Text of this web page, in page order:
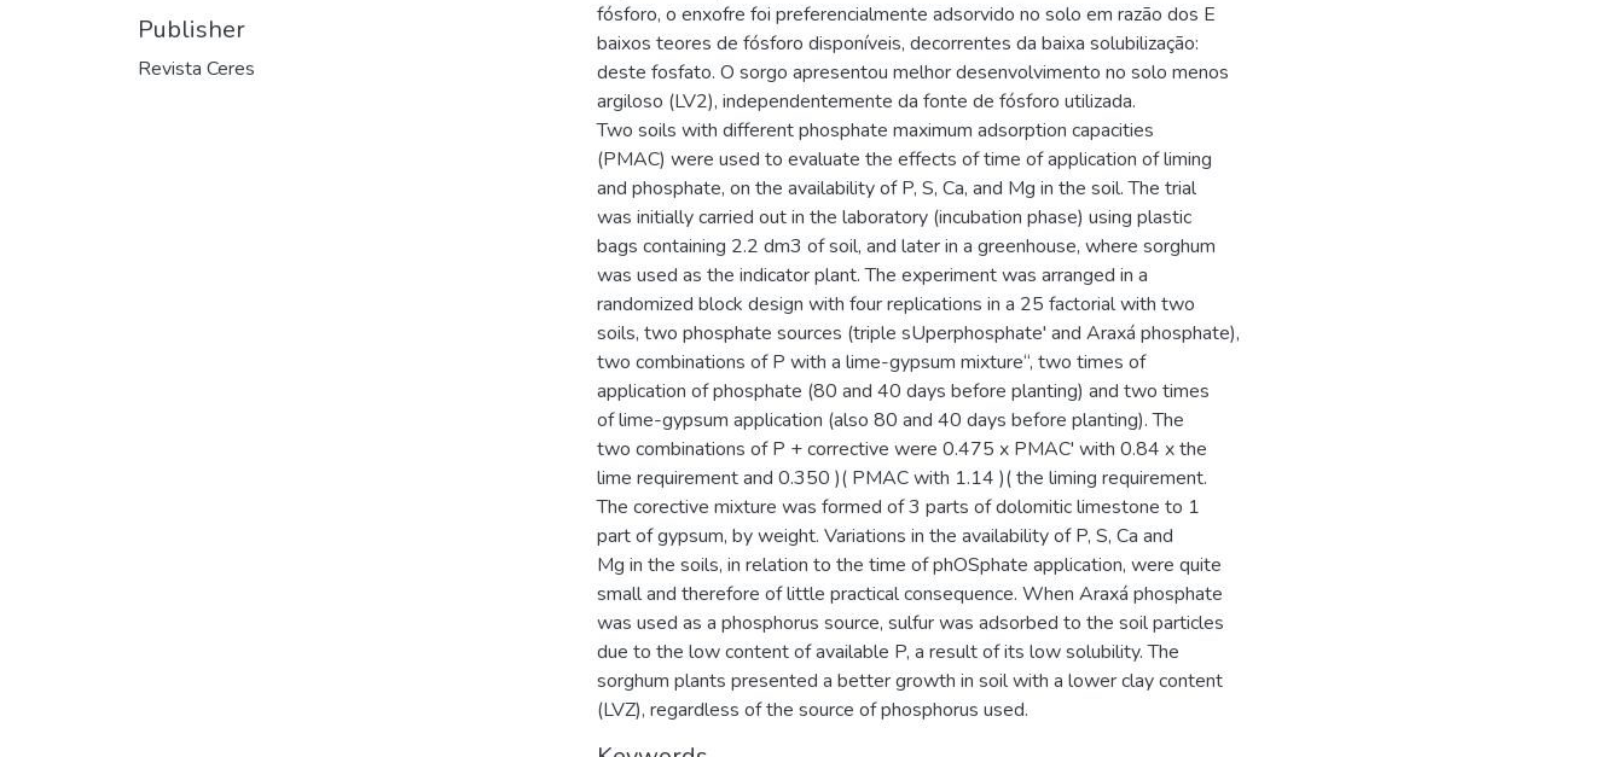
Publisher
Revista Ceres
fósforo, o enxofre foi preferencialmente adsorvido no solo em razão dos E
baixos teores de fósforo disponíveis, decorrentes da baixa solubilização:
deste fosfato. O sorgo apresentou melhor desenvolvimento no solo menos
argiloso (LV2), independentemente da fonte de fósforo utilizada.
Two soils with different phosphate maximum adsorption capacities
(PMAC) were used to evaluate the effects of time of application of liming
and phosphate, on the availability of P, S, Ca, and Mg in the soil. The trial
was initially carried out in the laboratory (incubation phase) using plastic
bags containing 2.2 dm3 of soil, and later in a greenhouse, where sorghum
was used as the indicator plant. The experiment was arranged in a
randomized block design with four replications in a 25 factorial with two
soils, two phosphate sources (triple sUperphosphate' and Araxá phosphate),
two combinations of P with a lime-gypsum mixture“, two times of
application of phosphate (80 and 40 days before planting) and two times
of lime-gypsum application (also 80 and 40 days before planting). The
two combinations of P + corrective were 0.475 x PMAC' with 0.84 x the
lime requirement and 0.350 )( PMAC with 1.14 )( the liming requirement.
The corective mixture was formed of 3 parts of dolomitic limestone to 1
part of gypsum, by weight. Variations in the availability of P, S, Ca and
Mg in the soils, in relation to the time of phOSphate application, were quite
small and therefore of little practical consequence. When Araxá phosphate
was used as a phosphorus source, sulfur was adsorbed to the soil particles
due to the low content of available P, a result of its low solubility. The
sorghum plants presented a better growth in soil with a lower clay content
(LVZ), regardless of the source of phosphorus used.